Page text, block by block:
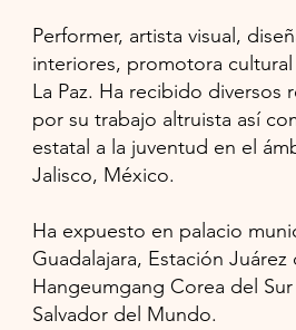
Performer, artista visual,
interiores, promotora
La Paz. Ha recibido diversos
por su trabajo altruista así
estatal a la juventud en el
Jalisco, México.
Ha expuesto en palacio
Guadalajara, Estación Juárez
Hangeumgang Corea del
Salvador del Mundo.